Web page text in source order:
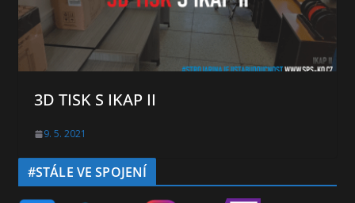
3D TISK S IKAP II
9. 5. 2021
#STÁLE VE SPOJENÍ